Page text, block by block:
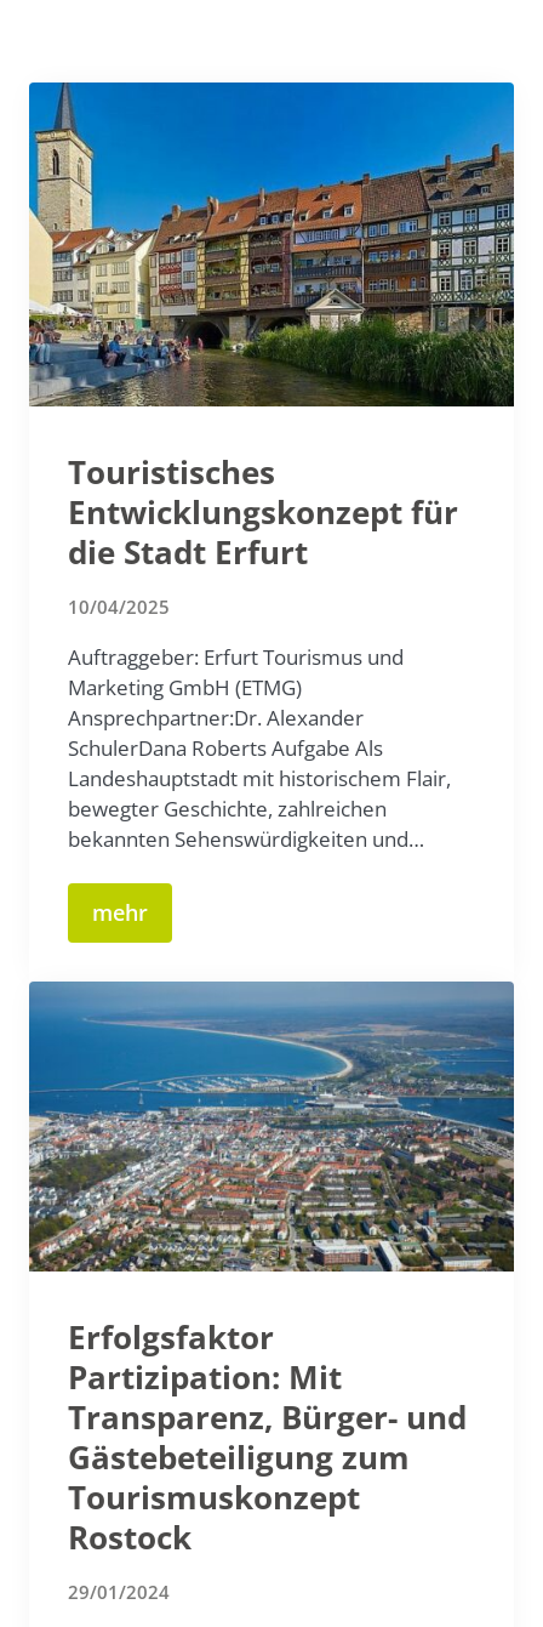
Touristisches
Entwicklungskonzept für
die Stadt Erfurt
10/04/2025
Auftraggeber: Erfurt Tourismus und
Marketing GmbH (ETMG)
Ansprechpartner:Dr. Alexander
SchulerDana Roberts Aufgabe Als
Landeshauptstadt mit historischem Flair,
bewegter Geschichte, zahlreichen
bekannten Sehenswürdigkeiten und…
mehr
Erfolgsfaktor
Partizipation: Mit
Transparenz, Bürger- und
Gästebeteiligung zum
Tourismuskonzept
Rostock
29/01/2024